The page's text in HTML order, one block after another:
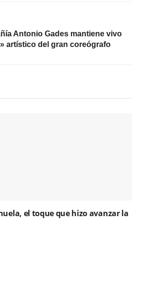
Antonio Gades mantiene vivo
artístico del gran coreógrafo
el toque que hizo avanzar la